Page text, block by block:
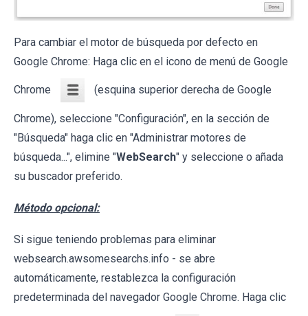
Para cambiar el motor de búsqueda por defecto en
Google Chrome: Haga clic en el icono de menú de Google
Chrome (esquina superior derecha de Google
Chrome), seleccione "Configuración", en la sección de
"Búsqueda" haga clic en "Administrar motores de
búsqueda...", elimine "WebSearch" y seleccione o añada
su buscador preferido.
Método opcional:
Si sigue teniendo problemas para eliminar
websearch.awsomesearchs.info - se abre
automáticamente, restablezca la configuración
predeterminada del navegador Google Chrome. Haga clic